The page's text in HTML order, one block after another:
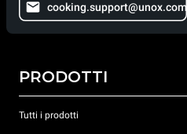
cooking.support@unox.com
PRODOTTI
Tutti i prodotti